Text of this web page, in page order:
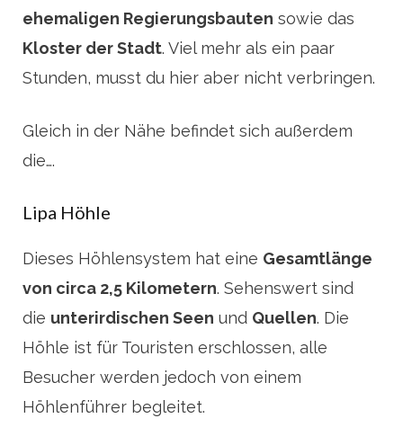
ehemaligen Regierungsbauten sowie das
Kloster der Stadt. Viel mehr als ein paar
Stunden, musst du hier aber nicht verbringen.
Gleich in der Nähe befindet sich außerdem
die….
Lipa Höhle
Dieses Höhlensystem hat eine Gesamtlänge
von circa 2,5 Kilometern. Sehenswert sind
die unterirdischen Seen und Quellen. Die
Höhle ist für Touristen erschlossen, alle
Besucher werden jedoch von einem
Höhlenführer begleitet.